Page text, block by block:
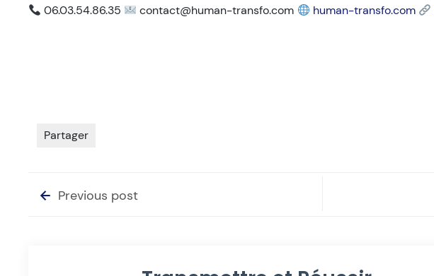
06.03.54.86.35 contact@human-transfo.com human-transfo.com
Partager
Previous post